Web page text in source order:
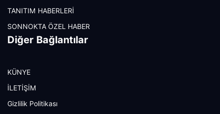
TANITIM HABERLERİ
SONNOKTA ÖZEL HABER
Diğer Bağlantılar
KÜNYE
İLETİŞİM
Gizlilik Politikası